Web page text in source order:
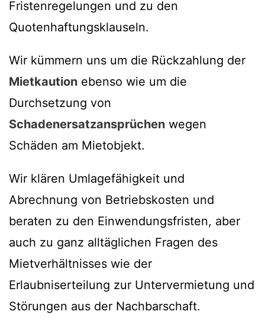
Fristenregelungen und zu den
Quotenhaftungsklauseln.
Wir kümmern uns um die Rückzahlung der
Mietkaution ebenso wie um die
Durchsetzung von
Schadenersatzansprüchen wegen
Schäden am Mietobjekt.
Wir klären Umlagefähigkeit und
Abrechnung von Betriebskosten und
beraten zu den Einwendungsfristen, aber
auch zu ganz alltäglichen Fragen des
Mietverhältnisses wie der
Erlaubniserteilung zur Untervermietung und
Störungen aus der Nachbarschaft.